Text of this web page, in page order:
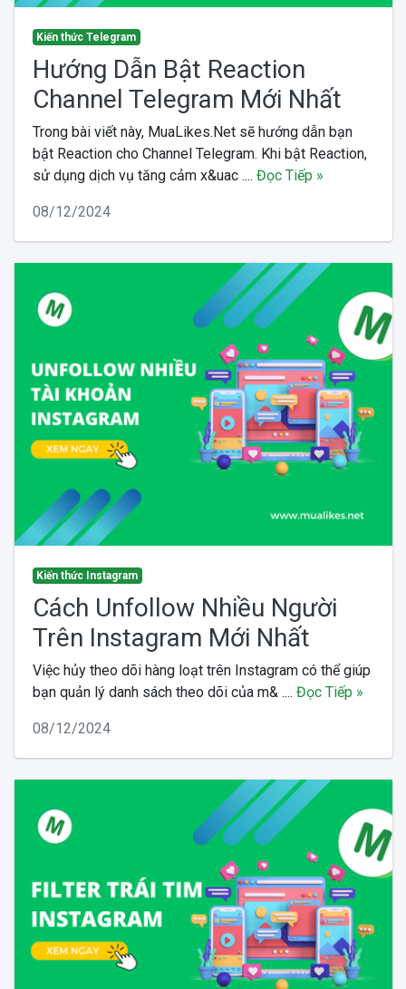
Kiến thức Telegram
Hướng Dẫn Bật Reaction
Channel Telegram Mới Nhất
Trong bài viết này, MuaLikes.Net sẽ hướng dẫn bạn
bật Reaction cho Channel Telegram. Khi bật Reaction,
sử dụng dịch vụ tăng cảm x&uac .... Đọc Tiếp »
08/12/2024
Kiến thức Instagram
Cách Unfollow Nhiều Người
Trên Instagram Mới Nhất
Việc hủy theo dõi hàng loạt trên Instagram có thể giúp
bạn quản lý danh sách theo dõi của m& .... Đọc Tiếp »
08/12/2024